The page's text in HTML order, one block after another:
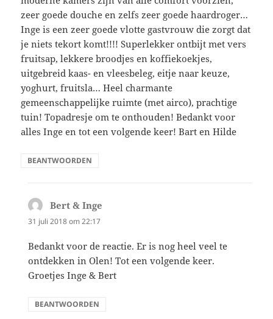
zeer goede douche en zelfs zeer goede haardroger…
Inge is een zeer goede vlotte gastvrouw die zorgt dat
je niets tekort komt!!!! Superlekker ontbijt met vers
fruitsap, lekkere broodjes en koffiekoekjes,
uitgebreid kaas- en vleesbeleg, eitje naar keuze,
yoghurt, fruitsla… Heel charmante
gemeenschappelijke ruimte (met airco), prachtige
tuin! Topadresje om te onthouden! Bedankt voor
alles Inge en tot een volgende keer! Bart en Hilde
BEANTWOORDEN
Bert & Inge
31 juli 2018 om 22:17
Bedankt voor de reactie. Er is nog heel veel te
ontdekken in Olen! Tot een volgende keer.
Groetjes Inge & Bert
BEANTWOORDEN